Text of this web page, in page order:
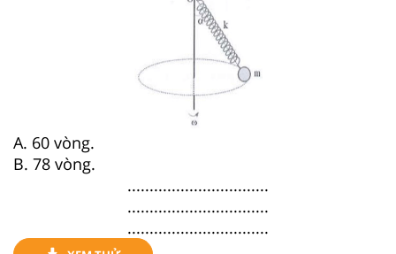
A. 60 vòng.
B. 78 vòng.
................................
................................
................................